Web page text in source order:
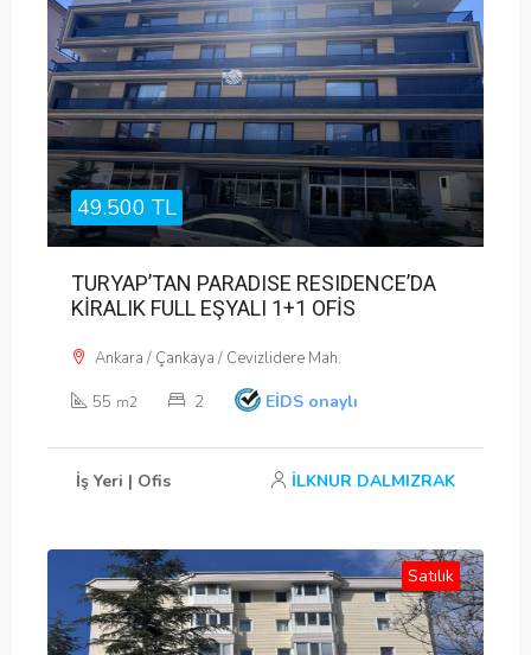
49.500 TL
TURYAP’TAN PARADISE RESIDENCE’DA
KİRALIK FULL EŞYALI 1+1 OFİS
Ankara / Çankaya / Cevizlidere Mah.
55 m2 2 EİDS onaylı
İş Yeri | Ofis İLKNUR DALMIZRAK
Satılık